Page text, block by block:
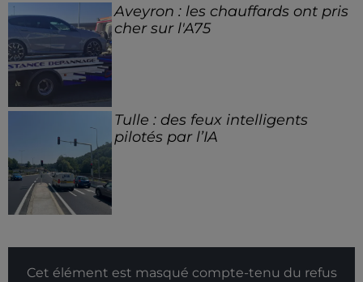
Aveyron : les chauffards ont pris
cher sur l'A75
Tulle : des feux intelligents
pilotés par l’IA
Cet élément est masqué compte-tenu du refus